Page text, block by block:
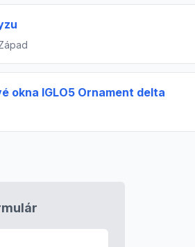
okna IGLO5 Ornament delta